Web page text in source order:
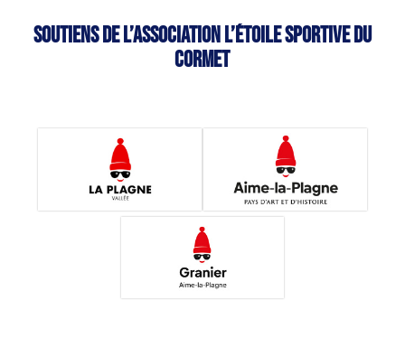
Soutiens de l’association L’étoile sportive du
Cormet